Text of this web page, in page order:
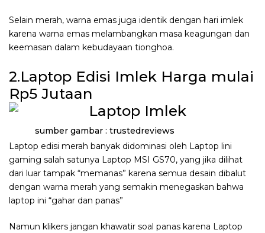
Selain merah, warna emas juga identik dengan hari imlek
karena warna emas melambangkan masa keagungan dan
keemasan dalam kebudayaan tionghoa.
2.Laptop Edisi Imlek Harga mulai
Rp5 Jutaan
sumber gambar : trustedreviews
Laptop edisi merah banyak didominasi oleh Laptop lini
gaming salah satunya Laptop MSI GS70, yang jika dilihat
dari luar tampak “memanas” karena semua desain dibalut
dengan warna merah yang semakin menegaskan bahwa
laptop ini “gahar dan panas”
Namun klikers jangan khawatir soal panas karena Laptop